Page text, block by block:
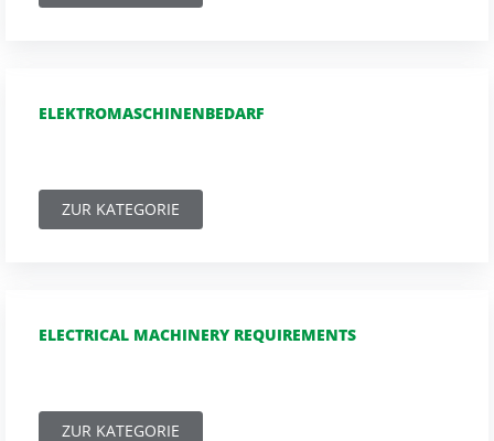
ELEKTROMASCHINENBEDARF
ZUR KATEGORIE
ELECTRICAL MACHINERY REQUIREMENTS
ZUR KATEGORIE